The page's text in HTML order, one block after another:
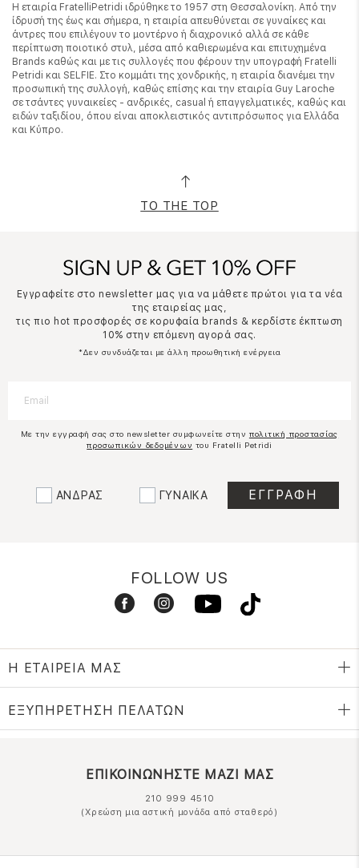
Η εταιρία FratelliPetridi ιδρύθηκε το 1957 στη Θεσσαλονίκη. Από την
ίδρυσή της έως και σήμερα, η εταιρία απευθύνεται σε γυναίκες και
άντρες που επιλέγουν το μοντέρνο ή διαχρονικό αλλά σε κάθε
περίπτωση ποιοτικό στυλ, μέσα από καθιερωμένα και επιτυχημένα
Brands καθώς και με τις συλλογές που φέρουν την υπογραφή Fratelli
Petridi και SELFIE. Στο κομμάτι της χονδρικής, η εταιρία διανέμει την
προσωπική της συλλογή, καθώς επίσης και την εταιρία Guy Laroche
σε τσάντες γυναικείες - ανδρικές, casual ή επαγγελματικές, καθώς και
ειδών ταξιδίου, όπου είναι αποκλειστικός αντιπρόσωπος για Ελλάδα
και Κύπρο.
TO THE TOP
Εγγραφείτε στο newsletter μας για να μάθετε πρώτοι για τα νέα
της εταιρείας μας,
τις πιο hot προσφορές σε κορυφαία brands & κερδίστε έκπτωση
10% στην επόμενη αγορά σας.
*Δεν συνδυάζεται με άλλη προωθητική ενέργεια
Με την εγγραφή σας στο newsletter συμφωνείτε στην πολιτική προστασίας
προσωπικών δεδομένων του Fratelli Petridi
ΑΝΔΡΑΣ ΓΥΝΑΙΚΑ
FOLLOW US
Η ΕΤΑΙΡΕΙΑ ΜΑΣ
ΕΞΥΠΗΡΕΤΗΣΗ ΠΕΛΑΤΩΝ
ΕΠΙΚΟΙΝΩΝΗΣΤΕ ΜΑΖΙ ΜΑΣ
210 999 4510
(Χρεώση μια αστική μονάδα από σταθερό)